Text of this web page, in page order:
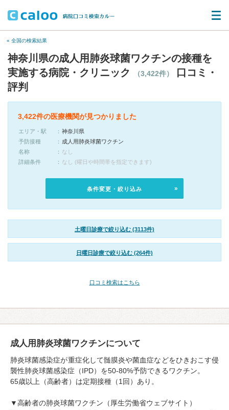
« 全国の検索結果
神奈川県の成人用肺炎球菌ワクチンの接種を
実施する病院・クリニック
（3,422件）
口コミ・
評判
3,422件の医療機関が見つかりました
エリア・駅
神奈川県
予防接種
成人用肺炎球菌ワクチン
名称
なし
詳細条件
なし (曜日や時間帯を指定できます)
条件変更・絞り込み
土曜日診療で絞り込む (3113件)
日曜日診療で絞り込む (264件)
口コミ検索はこちら
成人用肺炎球菌ワクチンについて
肺炎球菌感染症が重症化して髄膜炎や菌血症などをひきおこす侵
襲性肺炎球菌感染症（IPD）を50-80%予防できるワクチン。
65歳以上（高齢者）は定期接種（1回）あり。
▼高齢者の肺炎球菌ワクチン（厚生労働省ウェブサイト）